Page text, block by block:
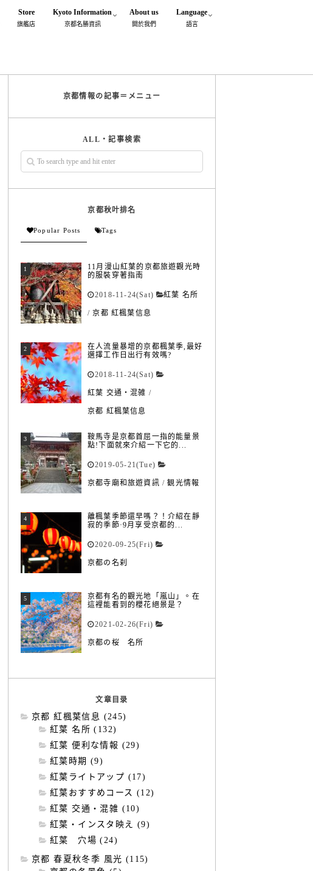
Store
旗艦店
Kyoto Information
京都名勝資訊
About us
閞於我們
Language
語言
京都情報の記事＝メニュー
ALL・記事検索
京都秋叶排名
Popular Posts Tags
11月漫山紅葉的京都旅遊觀光時
的服裝穿著指南
2018-11-24(Sat) 紅葉 名所
/京都 紅楓葉信息
在人流量暴增的京都楓葉季,最好
選擇工作日出行有效嗎?
2018-11-24(Sat)
紅葉 交通・混雑 /
京都 紅楓葉信息
鞍馬寺是京都首屈一指的能量景
點!下面就來介紹一下它的...
2019-05-21(Tue)
京都寺廟和旅遊資訊 /観光情報
離楓葉季節還早嗎？！介紹在靜
寂的季節·9月享受京都的...
2020-09-25(Fri)
京都の名刹
京都有名的觀光地「嵐山」。在
這裡能看到的櫻花絕景是？
2021-02-26(Fri)
京都の桜 名所
文章目录
京都 紅楓葉信息 (245)
紅葉 名所 (132)
紅葉 便利な情報 (29)
紅葉時期 (9)
紅葉ライトアップ (17)
紅葉おすすめコース (12)
紅葉 交通・混雑 (10)
紅葉・インスタ映え (9)
紅葉 穴場 (24)
京都 春夏秋冬季 風光 (115)